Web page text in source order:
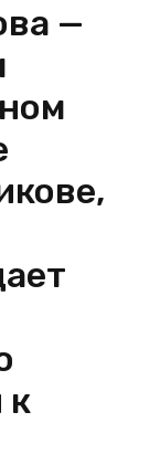
—
к